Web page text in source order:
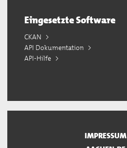
Eingesetzte Software
CKAN
API Dokumentation
API-Hilfe
IMPRESSUM